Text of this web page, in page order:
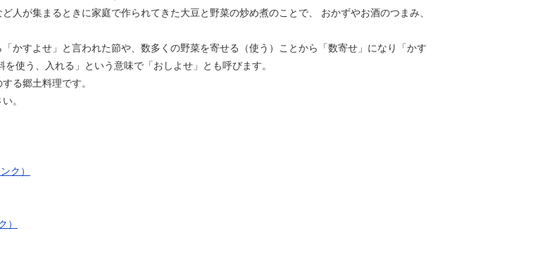
人が集まるときに家庭で作られてきた大豆と野菜の炒め煮のことで、 おかずやお酒のつまみ、
かすよせ」と言われた節や、数多くの野菜を寄せる（使う）ことから「数寄せ」になり「かす
使う、入れる」という意味で「おしよせ」とも呼びます。
る郷土料理です。
。
ク）
）